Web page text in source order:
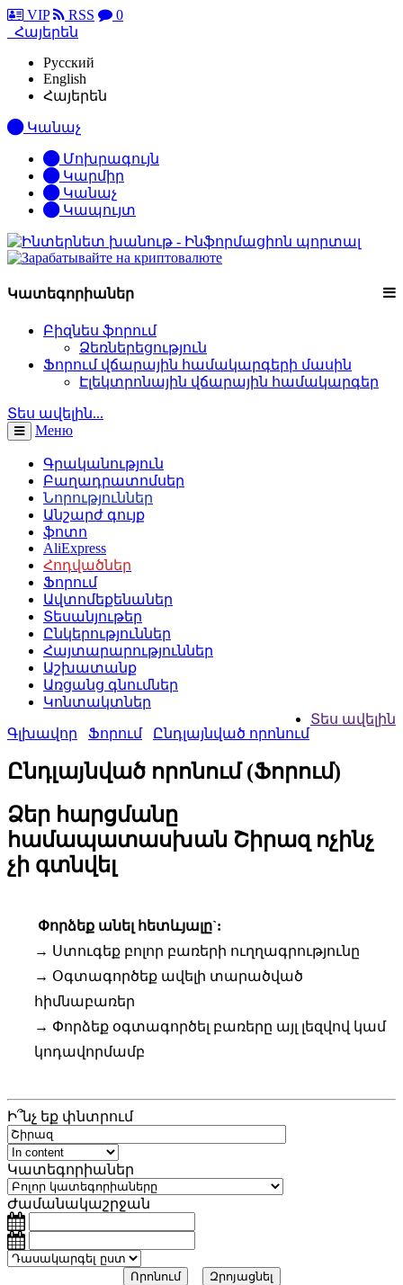
VIP RSS
0
Հայերեն
Русский
English
Հայերեն
Կանաչ
Մոխրագույն
Կարմիր
Կանաչ
Կապույտ
Կատեգորիաներ
Բիզնես ֆորում
Ձեռներեցություն
Ֆորում վճարային համակարգերի մասին
Էլեկտրոնային վճարային համակարգեր
Տես ավելին...
Меню
Գրականություն
Բաղադրատոմսեր
Նորություններ
Անշարժ գույք
ֆոտո
AliExpress
Հոդվածներ
Ֆորում
Ավտոմեքենաներ
Տեսանյութեր
Ընկերություններ
Հայտարարություններ
Աշխատանք
Առցանց գնումներ
Կոնտակտներ
Տես ավելին
Գլխավոր
Ֆորում Ընդլայնված որոնում
Ընդլայնված որոնում (Ֆորում)
Ձեր հարցմանը
համապատասխան Շիրազ ոչինչ
չի գտնվել
Փորձեք անել հետևյալը`:
→ Ստուգեք բոլոր բառերի ուղղագրությունը
→ Օգտագործեք ավելի տարածված
հիմնաբառեր
→ Փորձեք օգտագործել բառերը այլ լեզվով կամ
կոդավորմամբ
Ի՞նչ եք փնտրում
Կատեգորիաներ
Ժամանակաշրջան